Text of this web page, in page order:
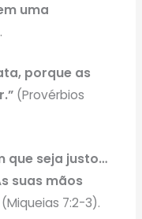
uma
porque as
(Provérbios
que seja justo…
suas mãos
7:2-3).